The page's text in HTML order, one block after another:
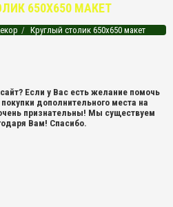
650Х650 МАКЕТ
Круглый столик 650х650 макет
Если у Вас есть желание помочь
дополнительного места на
признательны! Мы существуем
Вам! Спасибо.